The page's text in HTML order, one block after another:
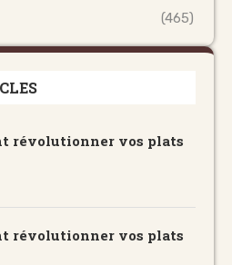
(465)
révolutionner vos plats
révolutionner vos plats